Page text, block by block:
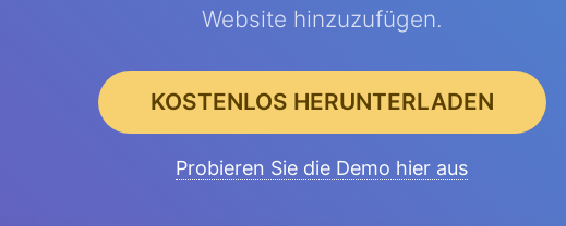
Website hinzuzufügen.
KOSTENLOS HERUNTERLADEN
Probieren Sie die Demo hier aus